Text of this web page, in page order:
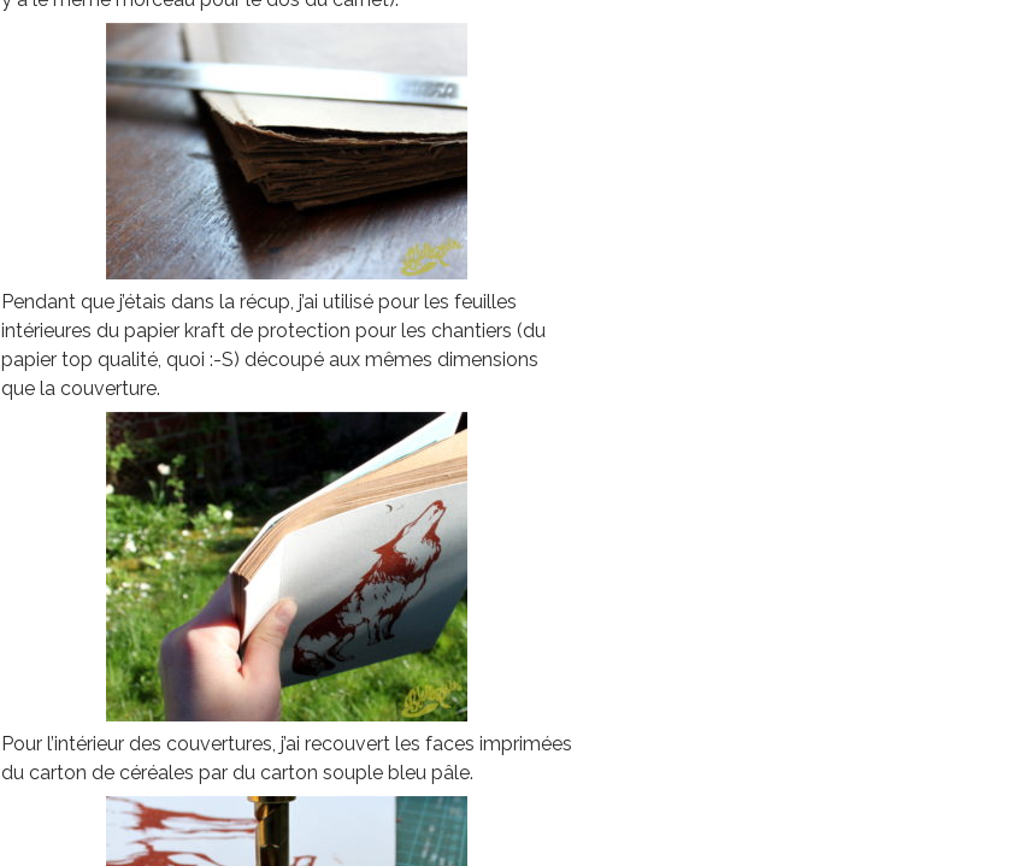
Pendant que j’étais dans la récup, j’ai utilisé pour les feuilles
intérieures du papier kraft de protection pour les chantiers (du
papier top qualité, quoi :-S) découpé aux mêmes dimensions
que la couverture.
Pour l’intérieur des couvertures, j’ai recouvert les faces imprimées
du carton de céréales par du carton souple bleu pâle.